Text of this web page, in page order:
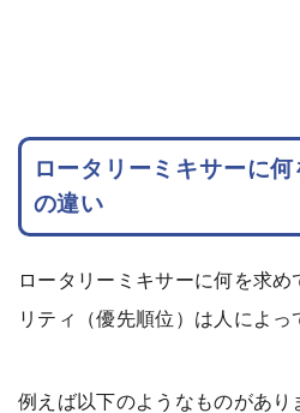
ロータリーミキサーに
の違い
ロータリーミキサーに何を求
リティ（優先順位）は人によっ
例えば以下のようなものがあり